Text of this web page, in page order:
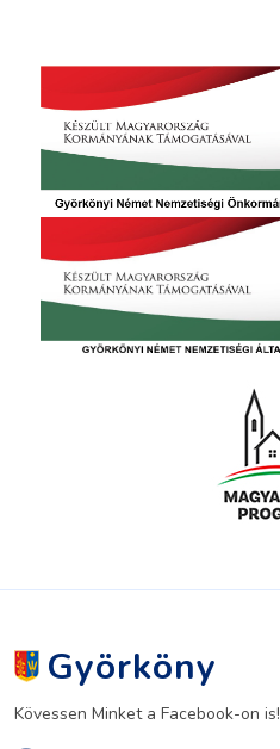
Györköny
Kövessen Minket a Facebook-on is!